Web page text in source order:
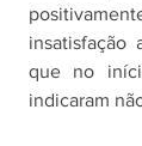
insatisfação
que no
indicaram